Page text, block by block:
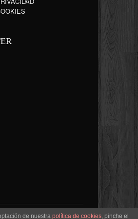
de nuestra política de cookies, pinche el